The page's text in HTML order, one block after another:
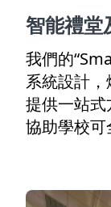
智能禮堂
我們的
系統設計
提供一站
協助學校可